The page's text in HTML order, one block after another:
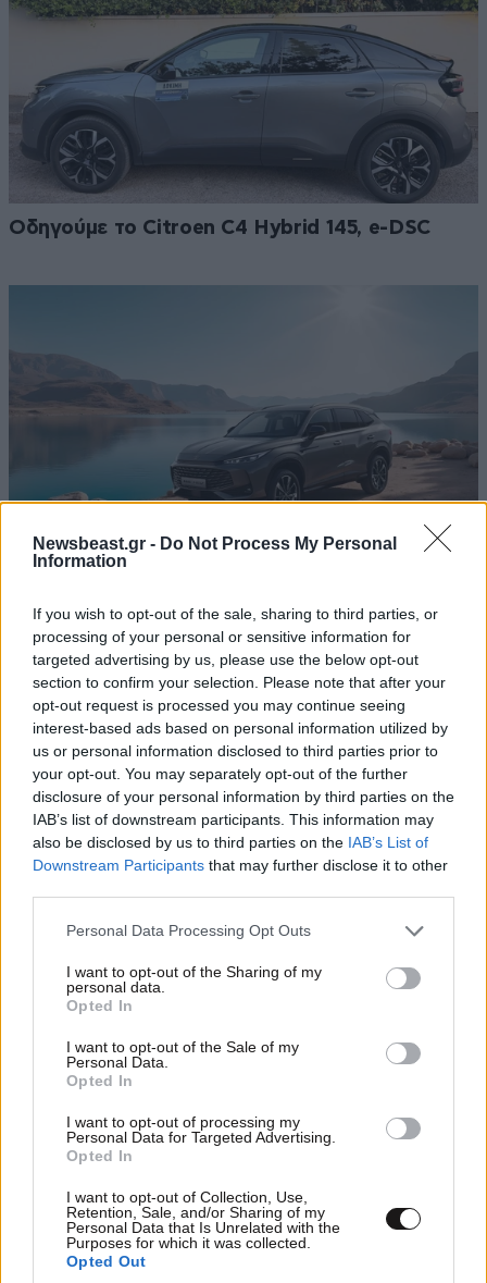
Newsbeast.gr - Do Not Process My Personal
Information
If you wish to opt-out of the sale, sharing to third parties, or
processing of your personal or sensitive information for
targeted advertising by us, please use the below opt-out
section to confirm your selection. Please note that after your
opt-out request is processed you may continue seeing
interest-based ads based on personal information utilized by
us or personal information disclosed to third parties prior to
your opt-out. You may separately opt-out of the further
disclosure of your personal information by third parties on the
IAB’s list of downstream participants. This information may
also be disclosed by us to third parties on the IAB’s List of
Downstream Participants that may further disclose it to other
Please note that this website/app uses one or more Google
not limited to your visit or usage behaviour. You may click to
grant or deny consent to Google and its third-party tags to
use your data for below specified purposes in below Google
consent section.
Personal Data Processing Opt Outs
I want to opt-out of the Sharing of my
personal data.
Opted In
I want to opt-out of the Sale of my
Personal Data.
Opted In
I want to opt-out of processing my
Personal Data for Targeted Advertising.
Opted In
I want to opt-out of Collection, Use,
Retention, Sale, and/or Sharing of my
Personal Data that Is Unrelated with the
Purposes for which it was collected.
Opted Out
Οδηγούμε το Citroen C4 Hybrid 145, e-DSC
Στην Ελλάδα το νέο MG HS Hybrid+ με τιμή
από 30.900 ευρώ
Opel και ΠΑΕ Ολυμπιακός ανανέωσαν τη